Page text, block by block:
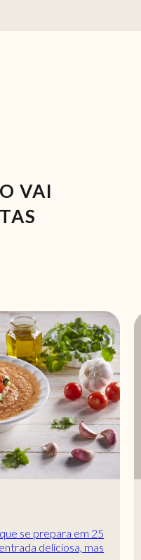
VAI
se prepara em 25
deliciosa, mas